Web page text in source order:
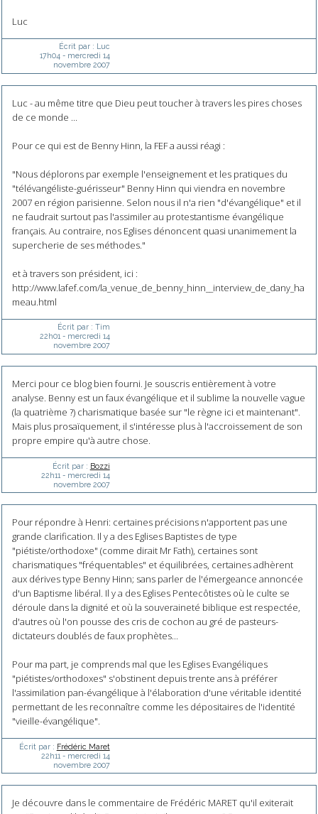
Luc
Écrit par : Luc
17h04- mercredi 14
novembre 2007
Luc - au même titre que Dieu peut toucher à travers les pires choses
de ce monde ...
Pour ce qui est de Benny Hinn, la FEF a aussi réagi :
"Nous déplorons par exemple l'enseignement et les pratiques du
"télévangéliste-guérisseur" Benny Hinn qui viendra en novembre
2007 en région parisienne. Selon nous il n'a rien "d'évangélique" et il
ne faudrait surtout pas l'assimiler au protestantisme évangélique
français. Au contraire, nos Eglises dénoncent quasi unanimement la
supercherie de ses méthodes."
et à travers son président, ici :
http://www.lafef.com/la_venue_de_benny_hinn__interview_de_dany_ha
meau.html
Écrit par : Tim
22h01- mercredi 14
novembre 2007
Merci pour ce blog bien fourni. Je souscris entièrement à votre
analyse. Benny est un faux évangélique et il sublime la nouvelle vague
(la quatrième ?) charismatique basée sur "le règne ici et maintenant".
Mais plus prosaïquement, il s'intéresse plus à l'accroissement de son
propre empire qu'à autre chose.
Écrit par : Bozzi
22h11 - mercredi 14
novembre 2007
Pour répondre à Henri: certaines précisions n'apportent pas une
grande clarification. Il y a des Eglises Baptistes de type
"piétiste/orthodoxe" (comme dirait Mr Fath), certaines sont
charismatiques "fréquentables" et équilibrées, certaines adhèrent
aux dérives type Benny Hinn; sans parler de l'émergeance annoncée
d'un Baptisme libéral. Il y a des Eglises Pentecôtistes où le culte se
déroule dans la dignité et où la souveraineté biblique est respectée,
d'autres où l'on pousse des cris de cochon au gré de pasteurs-
dictateurs doublés de faux prophètes...
Pour ma part, je comprends mal que les Eglises Evangéliques
"piétistes/orthodoxes" s'obstinent depuis trente ans à préférer
l'assimilation pan-évangélique à l'élaboration d'une véritable identité
permettant de les reconnaître comme les dépositaires de l'identité
"vieille-évangélique".
Écrit par : Frédéric Maret
22h11 - mercredi 14
novembre 2007
Je découvre dans le commentaire de Frédéric MARET qu'il exiterait